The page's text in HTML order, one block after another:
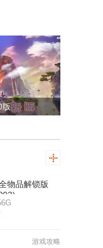
版
物品解锁版
游戏攻略